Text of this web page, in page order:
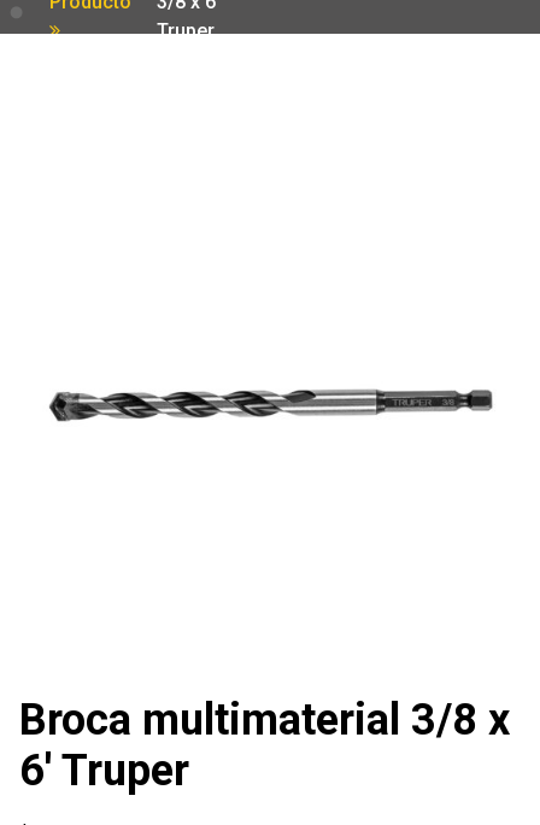
Truper
Broca multimaterial 3/8 x
6′ Truper